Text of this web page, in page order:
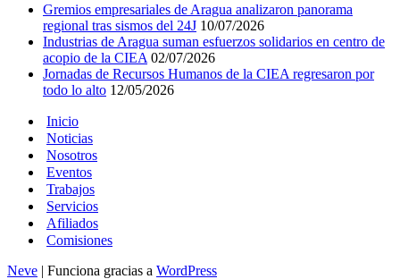
Gremios empresariales de Aragua analizaron panorama
regional tras sismos del 24J 10/07/2026
Industrias de Aragua suman esfuerzos solidarios en centro de
acopio de la CIEA 02/07/2026
Jornadas de Recursos Humanos de la CIEA regresaron por
todo lo alto 12/05/2026
Inicio
Noticias
Nosotros
Eventos
Trabajos
Servicios
Afiliados
Comisiones
Neve | Funciona gracias a WordPress